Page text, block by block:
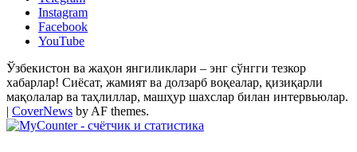
Instagram
Facebook
YouTube
Ўзбекистон ва жаҳон янгиликлари – энг сўнгги тезкор
хабарлар! Сиёсат, жамият ва долзарб воқеалар, қизиқарли
мақолалар ва таҳлиллар, машҳур шахслар билан интервьюлар.
| CoverNews by AF themes.